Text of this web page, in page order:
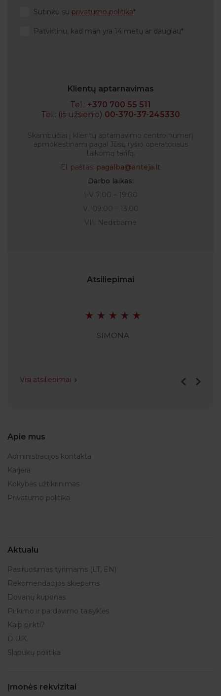
Sutinku su privatumo politika
Patvirtinu, kad man yra 14 metų ar daugiau
Klientų aptarnavimas
Tel.: +370 700 55 511
Tel.: (iš užsienio) 00-370-37-245330
Skambučiai į klientų aptarnavimo centro numerį
apmokestinami pagal Jūsų ryšio operatoriaus
taikomą tarifą.
El. paštas: pagalba@anteja.lt
Darbo laikas:
I-V 7:00 – 19:00
VI 09:00 – 13:00
VII: Nedirbame
Atsiliepimai
SIMONA
Visi atsiliepimai
Apie mus
Administracijos kontaktai
Karjera
Kokybės užtikrinimas
Privatumo politika
Aktualu
Pasiruošimas tyrimams (LT, EN)
Rekomendacijos skiepams
Dovanų kuponas
Pirkimo ir pardavimo taisyklės
Kaip pirkti?
D.U.K.
Slapukų politika
Įmonės rekvizitai